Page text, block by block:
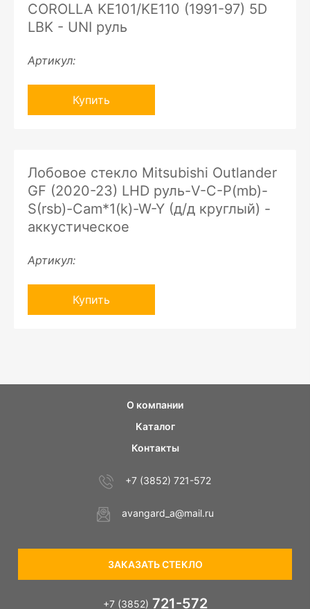
COROLLA KE101/KE110 (1991-97) 5D
LBK - UNI руль
Артикул:
Купить
Лобовое стекло Mitsubishi Outlander
GF (2020-23) LHD руль-V-C-P(mb)-
S(rsb)-Cam*1(k)-W-Y (д/д круглый) -
аккустическое
Артикул:
Купить
О компании
Каталог
Контакты
+7 (3852) 721-572
avangard_a@mail.ru
ЗАКАЗАТЬ СТЕКЛО
+7 (3852) 721-572